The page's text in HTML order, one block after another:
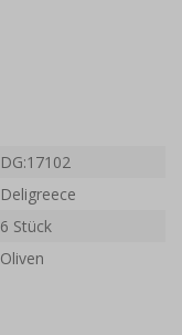
DG:17102
Deligreece
6 Stück
Oliven